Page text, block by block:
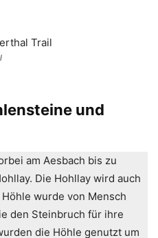
und
am Aesbach bis zu
Die Hohllay wird auch
wurde von Mensch
den Steinbruch für ihre
die Höhle genutzt um